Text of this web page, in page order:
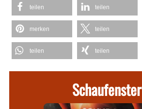
teilen teilen
merken teilen
teilen teilen
Schaufenster